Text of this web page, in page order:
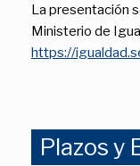
La presentación
Ministerio de
https://
Plazos y